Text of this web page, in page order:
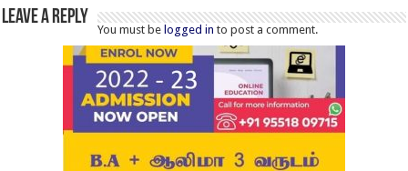
Leave a Reply
You must be logged in to post a comment.